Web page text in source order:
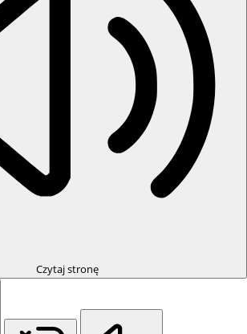
Czytaj stronę